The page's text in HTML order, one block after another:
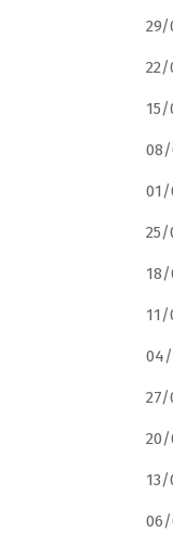
29/
22/
15/
08/
01/
25/
18/
11/
04/
27/
20/
13/
06/